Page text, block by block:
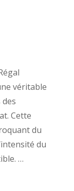
véritable
Cette
du
du
…